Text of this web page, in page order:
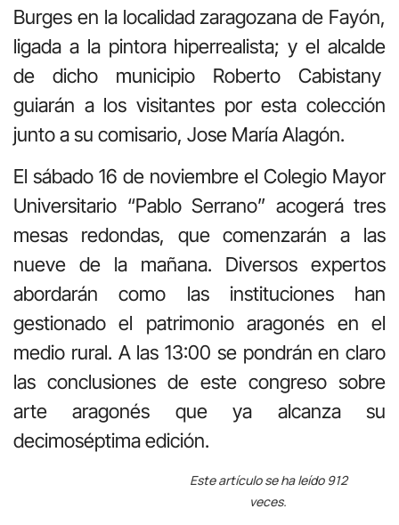
Burges en la localidad zaragozana de Fayón,
ligada a la pintora hiperrealista; y el alcalde
de dicho municipio Roberto Cabistany
guiarán a los visitantes por esta colección
junto a su comisario, Jose María Alagón.
El sábado 16 de noviembre el Colegio Mayor
Universitario “Pablo Serrano” acogerá tres
mesas redondas, que comenzarán a las
nueve de la mañana. Diversos expertos
abordarán como las instituciones han
gestionado el patrimonio aragonés en el
medio rural. A las 13:00 se pondrán en claro
las conclusiones de este congreso sobre
arte aragonés que ya alcanza su
decimoséptima edición.
Este artículo se ha leído 912
veces.